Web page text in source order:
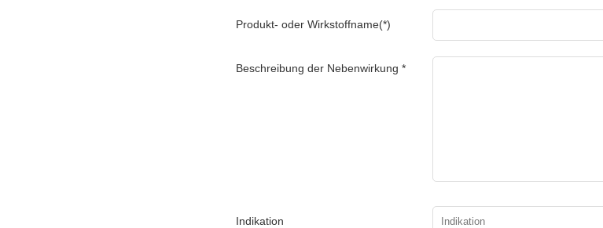
Produkt- oder Wirkstoffname(*)
Beschreibung der Nebenwirkung *
Indikation